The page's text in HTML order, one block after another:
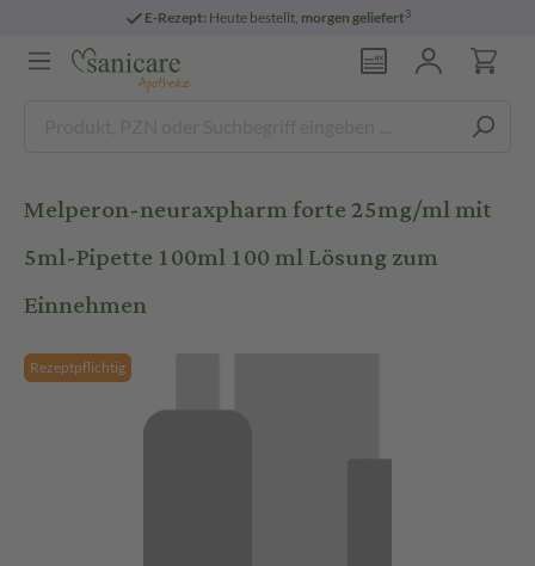
E-Rezept: Heute bestellt, morgen geliefert3
Melperon-neuraxpharm forte 25mg/ml mit
5ml-Pipette 100ml 100 ml Lösung zum
Einnehmen
Rezeptpflichtig